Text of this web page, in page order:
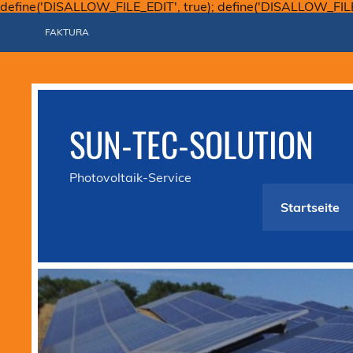
define('DISALLOW_FILE_EDIT', true);
FAKTURA
SUN-TEC-SOLUTION
Photovoltaik-Service
Startseite